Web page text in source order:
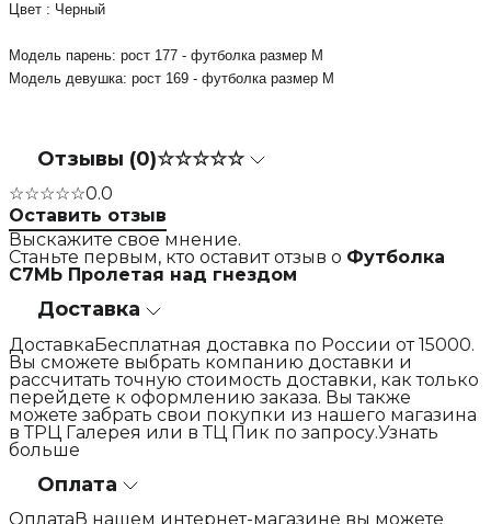
Цвет : Черный
Модель парень: рост 177 - футболка размер М
Модель девушка: рост 169 - футболка размер М
Отзывы (0)☆☆☆☆☆
☆☆☆☆☆0.0
Оставить отзыв
Выскажите свое мнение.
Станьте первым, кто оставит отзыв о Футболка
С7МЬ Пролетая над гнездом
Доставка
ДоставкаБесплатная доставка по России от 15000.
Вы сможете выбрать компанию доставки и
рассчитать точную стоимость доставки, как только
перейдете к оформлению заказа. Вы также
можете забрать свои покупки из нашего магазина
в ТРЦ Галерея или в ТЦ Пик по запросу.Узнать
больше
Оплата
ОплатаВ нашем интернет-магазине вы можете